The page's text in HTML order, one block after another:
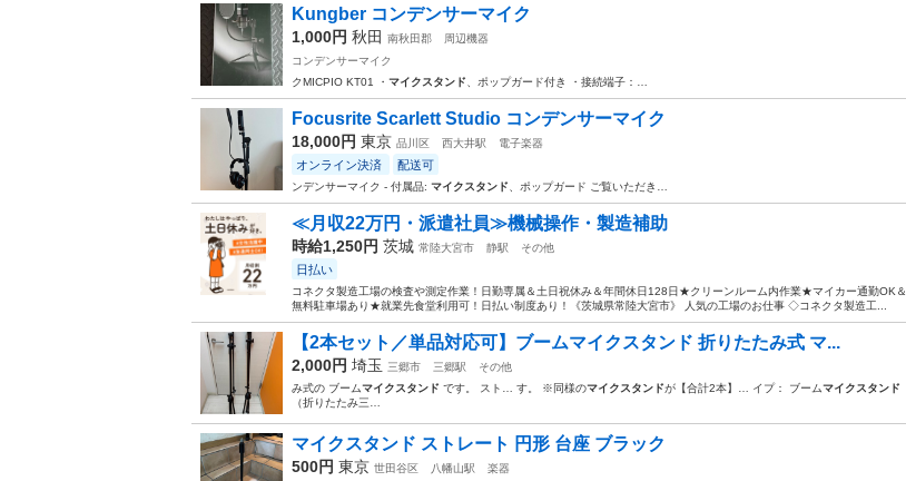
Kungber コンデンサーマイク
1,000円 秋田 南秋田郡
周辺機器
コンデンサーマイク
クMICPIO KT01 ・ マイクスタンド 、ポップガード付き ・接続端子：…
Focusrite Scarlett Studio コンデンサーマイク
18,000円 東京 品川区 西大井駅 電子楽器
オンライン決済 配送可
ンデンサーマイク - 付属品: マイクスタンド 、ポップガード ご覧いただき…
≪月収22万円・派遣社員≫機械操作・製造補助
時給1,250円 茨城 常陸大宮市 静駅 その他
日払い
コネクタ製造工場の検査や測定作業！日勤専属＆土日祝休み＆年間休日128日★クリーンルーム内作業★マイカー通勤OK＆
無料駐車場あり★就業先食堂利用可！日払い制度あり！《茨城県常陸大宮市》 人気の工場のお仕事 ◇コネクタ製造工...
【2本セット／単品対応可】ブームマイクスタンド 折りたたみ式 マ...
2,000円 埼玉 三郷市 三郷駅
その他
み式の ブームマイクスタンド です。 スト… す。 ※同様のマイクスタンドが【合計2本】… イプ： ブームマイクスタンド
（折りたたみ三…
マイクスタンド ストレート 円形 台座 ブラック
500円 東京 世田谷区 八幡山駅
楽器